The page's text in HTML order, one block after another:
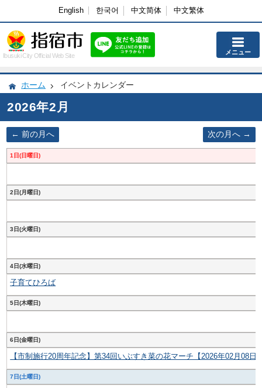
English 한국어 中文简体 中文繁体
Ibusuki City Official Web Site メニュー
ホーム イベントカレンダー
2026年2月
前の月へ 次の月へ
1日(日曜日)
2日(月曜日)
3日(火曜日)
4日(水曜日)
子育てひろば
5日(木曜日)
6日(金曜日)
【市制施行20周年記念】第34回いぶすき菜の花マーチ【2026年02月08日
7日(土曜日)